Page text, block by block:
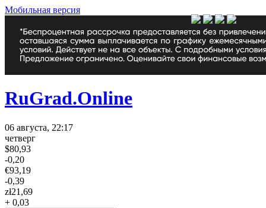
Мобильная версия
RuGrad.Online
06 августа, 22:17
четверг
$80,93
-0,20
€93,19
-0,39
zł21,69
+ 0,03